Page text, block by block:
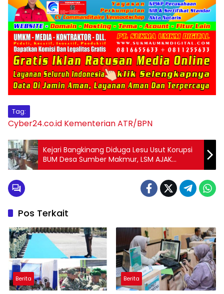
Tag:
Cyber24.co.id Kementerian ATR/BPN
Kejari Bangkinang Diduga Lesu Usut Korupsi
BUM Desa Sumber Makmur, LSM AJAK
Layangkan Ultimatum!
Pos Terkait
Berita Berita